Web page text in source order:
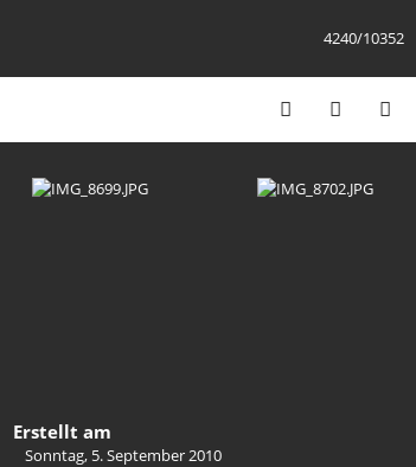
4240/10352
Erstellt am
Sonntag, 5. September 2010